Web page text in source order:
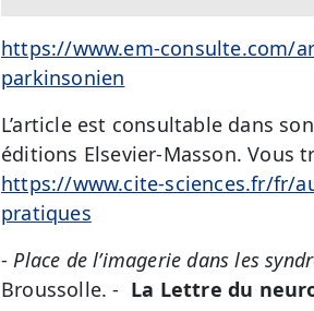
https://www.em-consulte.com/
parkinsonien
L’article est consultable dans
éditions Elsevier-Masson. Vous
https://www.cite-sciences.fr/fr/
pratiques
- Place de l’imagerie dans les
Broussolle. - La Lettre du